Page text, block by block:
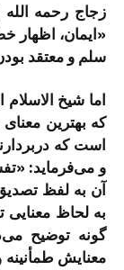
زجاج رحمه
«ایمان، اظهار
سلم و معتقد
اما شیخ
که بهترین
است که
و می­‌فرماید:
آن به لفظ
به لحاظ
گونه توضیح
معنایش